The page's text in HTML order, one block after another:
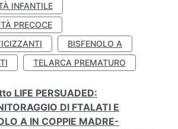
INFANTILE
PRECOCE
BISFENOLO A
TELARCA PREMATURO
LIFE PERSUADED:
DI FTALATI E
A IN COPPIE MADRE-